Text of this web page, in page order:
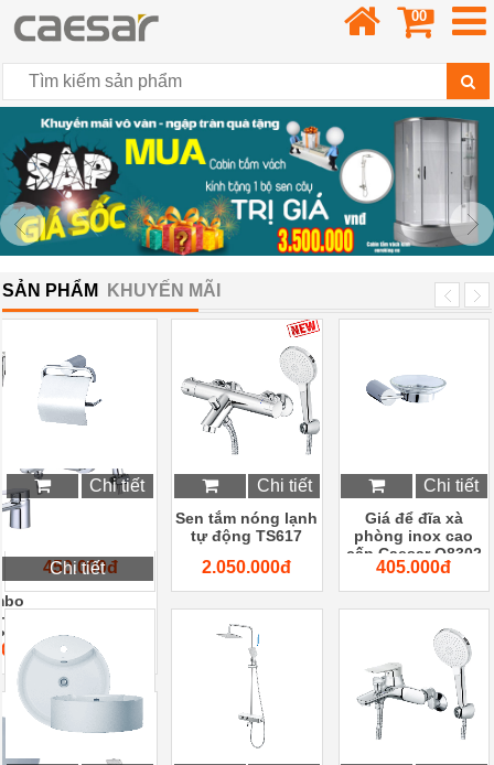
00
SẢN PHẨM KHUYẾN MÃI
Chi tiết
Chi tiết
Lô giấy inox caesar
450.000đ
Chi tiết
Sen tắm nóng lạnh
tự động TS617
2.050.000đ
Chi tiết
Giá để đĩa xà
phòng inox cao
cấp Caesar Q8302
405.000đ